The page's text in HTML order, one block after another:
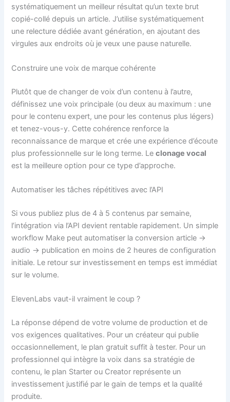
systématiquement un meilleur résultat qu’un texte brut
copié-collé depuis un article. J’utilise systématiquement
une relecture dédiée avant génération, en ajoutant des
virgules aux endroits où je veux une pause naturelle.
Construire une voix de marque cohérente
Plutôt que de changer de voix d’un contenu à l’autre,
définissez une voix principale (ou deux au maximum : une
pour le contenu expert, une pour les contenus plus légers)
et tenez-vous-y. Cette cohérence renforce la
reconnaissance de marque et crée une expérience d’écoute
plus professionnelle sur le long terme. Leclonage vocal
est la meilleure option pour ce type d’approche.
Automatiser les tâches répétitives avec l’API
Si vous publiez plus de 4 à 5 contenus par semaine,
l’intégration via l’API devient rentable rapidement. Un simple
workflow Make peut automatiser la conversion article →
audio → publication en moins de 2 heures de configuration
initiale. Le retour sur investissement en temps est immédiat
sur le volume.
ElevenLabs vaut-il vraiment le coup ?
La réponse dépend de votre volume de production et de
vos exigences qualitatives. Pour un créateur qui publie
occasionnellement, le plan gratuit suffit à tester. Pour un
professionnel qui intègre la voix dans sa stratégie de
contenu, le plan Starter ou Creator représente un
investissement justifié par le gain de temps et la qualité
produite.